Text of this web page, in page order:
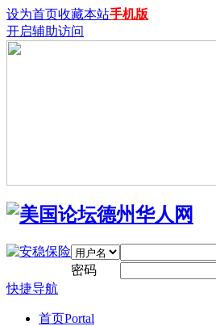
设为首页收藏本站手机版
开启辅助访问
密码
快捷导航
首页Portal